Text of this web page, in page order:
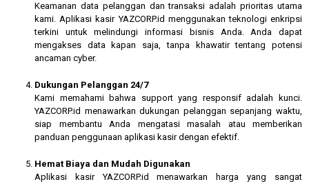
Keamanan data pelanggan dan transaksi adalah prioritas utama
kami. Aplikasi kasir YAZCORP.id menggunakan teknologi enkripsi
terkini untuk melindungi informasi bisnis Anda. Anda dapat
mengakses data kapan saja, tanpa khawatir tentang potensi
ancaman cyber.
Dukungan Pelanggan 24/7
Kami memahami bahwa support yang responsif adalah kunci.
YAZCORP.id menawarkan dukungan pelanggan sepanjang waktu,
siap membantu Anda mengatasi masalah atau memberikan
panduan penggunaan aplikasi kasir dengan efektif.
Hemat Biaya dan Mudah Digunakan
Aplikasi kasir YAZCORP.id menawarkan harga yang sangat